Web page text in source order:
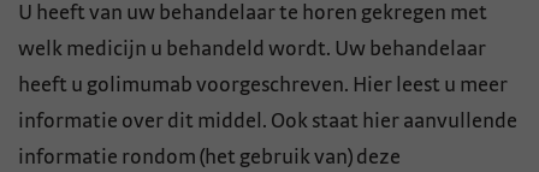
U heeft van uw behandelaar te horen gekregen met
welk medicijn u behandeld wordt. Uw behandelaar
heeft u golimumab voorgeschreven. Hier leest u meer
informatie over dit middel. Ook staat hier aanvullende
informatie rondom (het gebruik van) deze